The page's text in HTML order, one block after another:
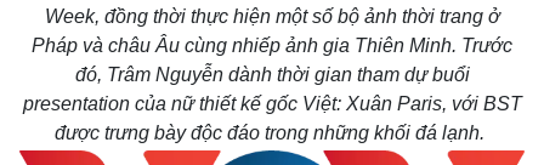
Week, đồng thời thực hiện một số bộ ảnh thời trang ở
Pháp và châu Âu cùng nhiếp ảnh gia Thiên Minh. Trước
đó, Trâm Nguyễn dành thời gian tham dự buổi
presentation của nữ thiết kế gốc Việt: Xuân Paris, với BST
được trưng bày độc đáo trong những khối đá lạnh.